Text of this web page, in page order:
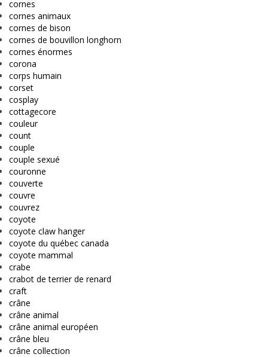
cornes
cornes animaux
cornes de bison
cornes de bouvillon longhorn
cornes énormes
corona
corps humain
corset
cosplay
cottagecore
couleur
count
couple
couple sexué
couronne
couverte
couvre
couvrez
coyote
coyote claw hanger
coyote du québec canada
coyote mammal
crabe
crabot de terrier de renard
craft
crâne
crâne animal
crâne animal européen
crâne bleu
crâne collection